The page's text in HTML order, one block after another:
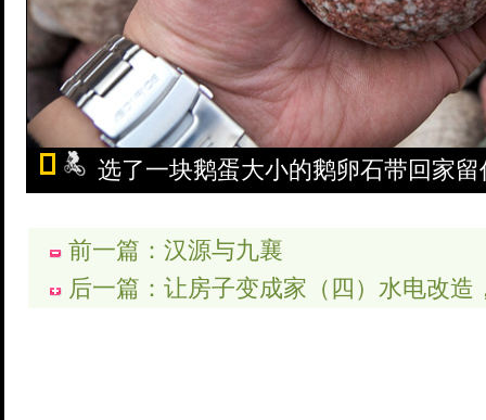
选了一块鹅蛋大小的鹅卵石带回家留
前一篇：汉源与九襄
后一篇：让房子变成家（四）水电改造